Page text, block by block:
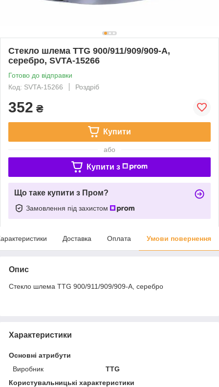
Стекло шлема TTG 900/911/909/909-A,
серебро, SVTA-15266
Готово до відправки
Код: SVTA-15266
Роздріб
352 ₴
Купити
або
Купити з
Що таке купити з Пром?
Замовлення під захистом
Доставка Оплата Умови повернення
Опис
Стекло шлема TTG 900/911/909/909-A, серебро
Характеристики
Основні атрибути
Виробник
TTG
Користувальницькі характеристики